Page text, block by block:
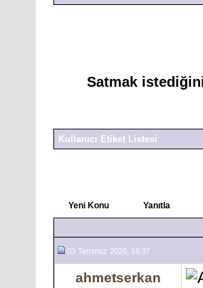
Satmak
Kullanıcı Etiket Listesi
Yeni Konu Yanıtla
03 Temmuz 2026, 16:37
ahmetserkan